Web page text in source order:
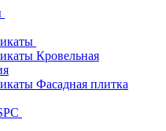
Кровельная
Фасадная плитка